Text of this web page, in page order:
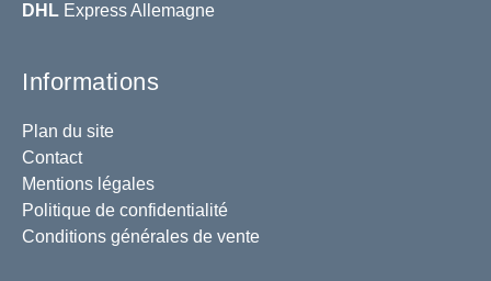
DHL Express Allemagne
Informations
Plan du site
Contact
Mentions légales
Politique de confidentialité
Conditions générales de vente